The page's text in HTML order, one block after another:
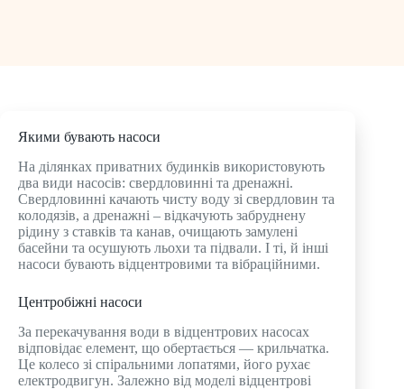
Якими бувають насоси
На ділянках приватних будинків використовують
два види насосів: свердловинні та дренажні.
Свердловинні качають чисту воду зі свердловин та
колодязів, а дренажні – відкачують забруднену
рідину з ставків та канав, очищають замулені
басейни та осушують льохи та підвали. І ті, й інші
насоси бувають відцентровими та вібраційними.
Центробіжні насоси
За перекачування води в відцентрових насосах
відповідає елемент, що обертається — крильчатка.
Це колесо зі спіральними лопатями, його рухає
електродвигун. Залежно від моделі відцентрові